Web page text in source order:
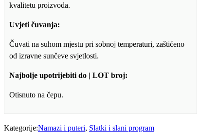
kvalitetu proizvoda.
Uvjeti čuvanja:
Čuvati na suhom mjestu pri sobnoj temperaturi, zaštićeno
od izravne sunčeve svjetlosti.
Najbolje upotrijebiti do | LOT broj:
Otisnuto na čepu.
Kategorije:Namazi i puteri, Slatki i slani program